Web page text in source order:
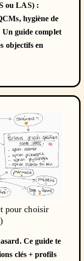
ou LAS) :
hygiène de
Un guide complet
objectifs en
pour choisir
Ce guide te
clés + profils